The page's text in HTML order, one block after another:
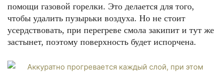
помощи газовой горелки. Это делается для того,
чтобы удалить пузырьки воздуха. Но не стоит
усердствовать, при перегреве смола закипит и тут же
застынет, поэтому поверхность будет испорчена.